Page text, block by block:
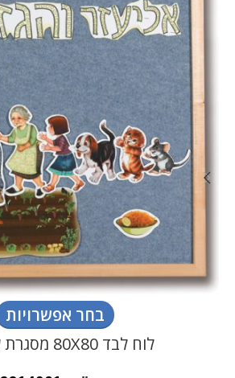
בחר אפשרויות
לוח לבד 80X80 מסגרת עץ בוק